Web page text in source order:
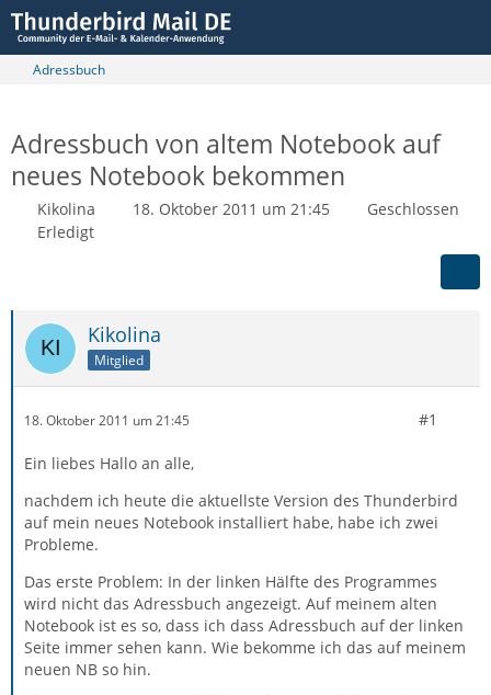
Adressbuch
Adressbuch von altem Notebook auf
neues Notebook bekommen
Kikolina 18. Oktober 2011 um 21:45
Geschlossen
Erledigt
Kikolina
Mitglied
18. Oktober 2011 um 21:45 #1
Ein liebes Hallo an alle,
nachdem ich heute die aktuellste Version des Thunderbird
auf mein neues Notebook installiert habe, habe ich zwei
Probleme.
Das erste Problem: In der linken Hälfte des Programmes
wird nicht das Adressbuch angezeigt. Auf meinem alten
Notebook ist es so, dass ich dass Adressbuch auf der linken
Seite immer sehen kann. Wie bekomme ich das auf meinem
neuen NB so hin.